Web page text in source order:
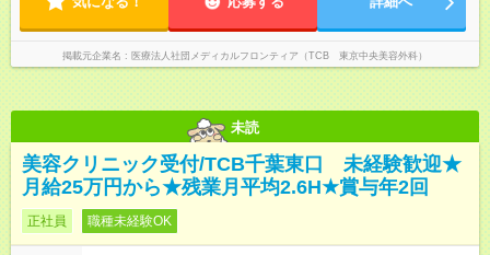
掲載元企業名 医療法人社団メディカルフロンティア（TCB 東京中央美容外科）
未読
美容クリニック受付/TCB千葉東口 未経験歓迎★
月給25万円から★残業月平均2.6H★賞与年2回
正社員 職種未経験OK